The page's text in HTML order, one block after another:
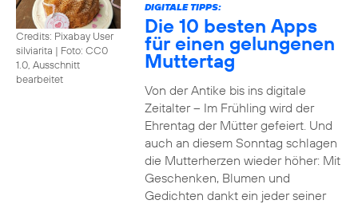
Credits: Pixabay User
silviarita | Foto: CC0
1.0, Ausschnitt
bearbeitet
DIGITALE TIPPS:
Die 10 besten Apps
für einen gelungenen
Muttertag
Von der Antike bis ins digitale
Zeitalter – Im Frühling wird der
Ehrentag der Mütter gefeiert. Und
auch an diesem Sonntag schlagen
die Mutterherzen wieder höher: Mit
Geschenken, Blumen und
Gedichten dankt ein jeder seiner